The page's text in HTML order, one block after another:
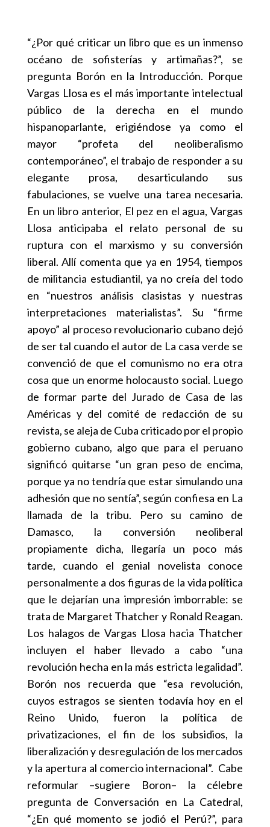
“¿Por qué criticar un libro que es un inmenso
océano de sofisterías y artimañas?”, se
pregunta Borón en la Introducción. Porque
Vargas Llosa es el más importante intelectual
público de la derecha en el mundo
hispanoparlante, erigiéndose ya como el
mayor “profeta del neoliberalismo
contemporáneo”, el trabajo de responder a su
elegante prosa, desarticulando sus
fabulaciones, se vuelve una tarea necesaria.
En un libro anterior, El pez en el agua, Vargas
Llosa anticipaba el relato personal de su
ruptura con el marxismo y su conversión
liberal. Allí comenta que ya en 1954, tiempos
de militancia estudiantil, ya no creía del todo
en “nuestros análisis clasistas y nuestras
interpretaciones materialistas”. Su “firme
apoyo” al proceso revolucionario cubano dejó
de ser tal cuando el autor de La casa verde se
convenció de que el comunismo no era otra
cosa que un enorme holocausto social. Luego
de formar parte del Jurado de Casa de las
Américas y del comité de redacción de su
revista, se aleja de Cuba criticado por el propio
gobierno cubano, algo que para el peruano
significó quitarse “un gran peso de encima,
porque ya no tendría que estar simulando una
adhesión que no sentía”, según confiesa en La
llamada de la tribu. Pero su camino de
Damasco, la conversión neoliberal
propiamente dicha, llegaría un poco más
tarde, cuando el genial novelista conoce
personalmente a dos figuras de la vida política
que le dejarían una impresión imborrable: se
trata de Margaret Thatcher y Ronald Reagan.
Los halagos de Vargas Llosa hacia Thatcher
incluyen el haber llevado a cabo “una
revolución hecha en la más estricta legalidad”.
Borón nos recuerda que “esa revolución,
cuyos estragos se sienten todavía hoy en el
Reino Unido, fueron la política de
privatizaciones, el fin de los subsidios, la
liberalización y desregulación de los mercados
y la apertura al comercio internacional”. Cabe
reformular –sugiere Boron– la célebre
pregunta de Conversación en La Catedral,
“¿En qué momento se jodió el Perú?”, para